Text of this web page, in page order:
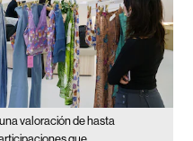
valoración de hasta